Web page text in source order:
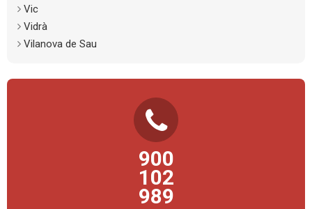
Vic
Vidrà
Vilanova de Sau
900
102
989
TELÈFON D’ATENCIÓ AL CIUTADÀ
Consultes, propostes, comentaris, queixes… esperem la teva
trucada!